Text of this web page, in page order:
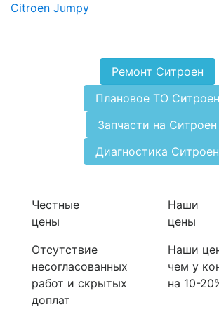
Citroen Jumpy
Ремонт Ситроен
Плановое ТО Ситроен
Запчасти на Ситроен
Диагностика Ситроен
Честные
цены
Отсутствие
несогласованных
работ и скрытых
доплат
Наши
цены
Наши
чем у
на 10-